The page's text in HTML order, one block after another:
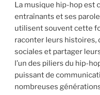
La musique hip-hop est
entraînants et ses
utilisent souvent cette
raconter leurs histoires,
sociales et partager
l’un des piliers du hip-
puissant de
nombreuses